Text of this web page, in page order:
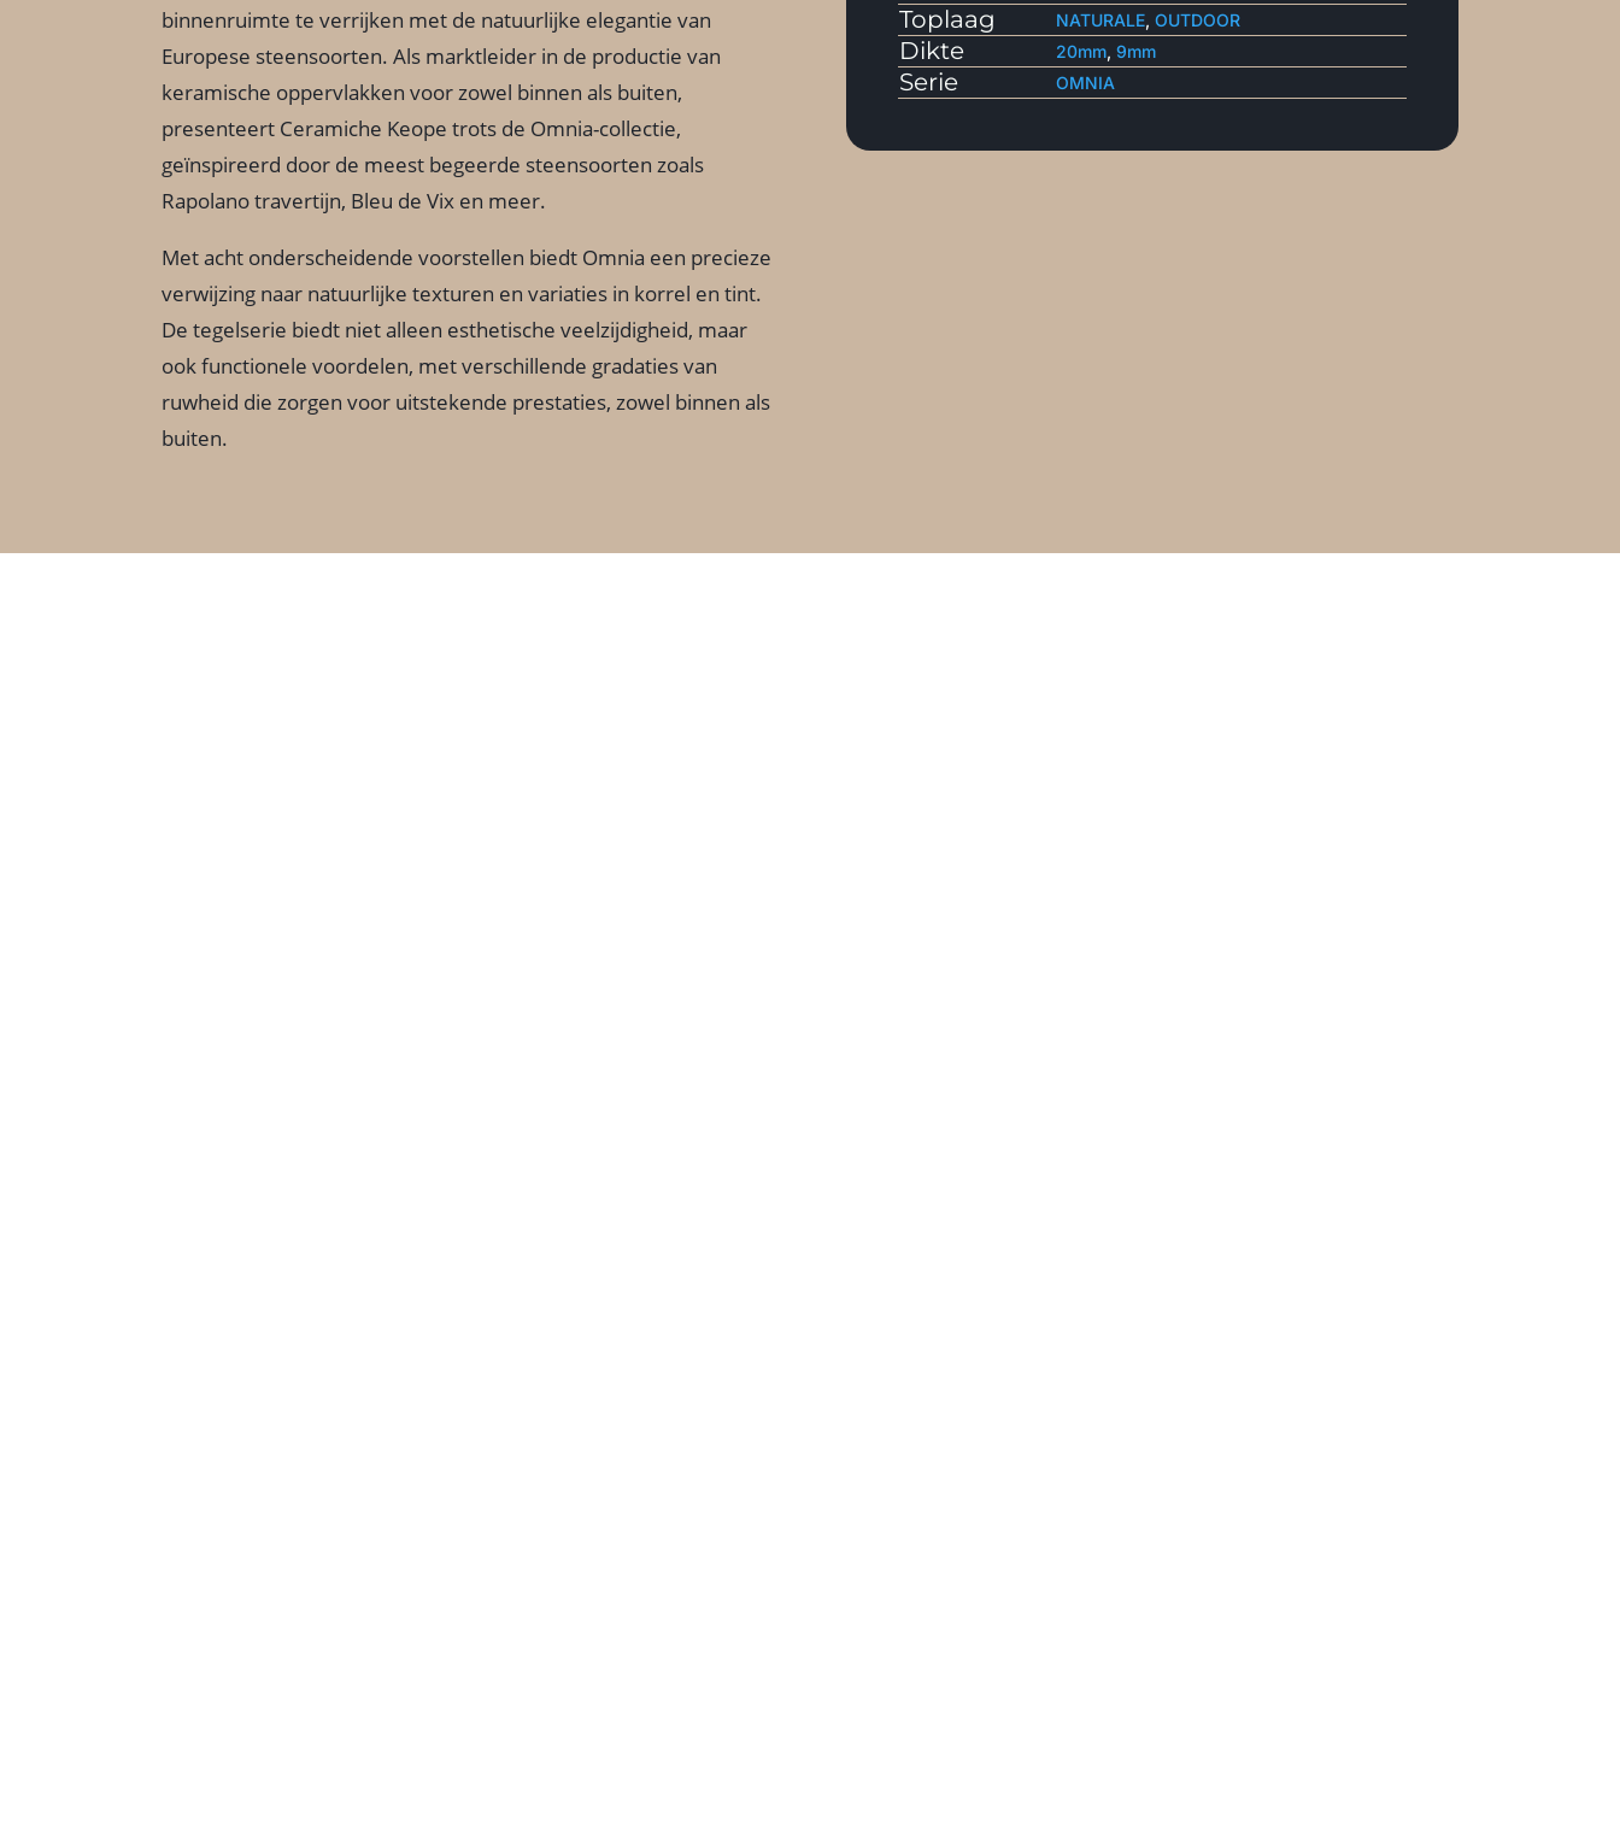
binnenruimte te verrijken met de natuurlijke elegantie van
Europese steensoorten. Als marktleider in de productie van
keramische oppervlakken voor zowel binnen als buiten,
presenteert Ceramiche Keope trots de Omnia-collectie,
geïnspireerd door de meest begeerde steensoorten zoals
Rapolano travertijn, Bleu de Vix en meer.
Met acht onderscheidende voorstellen biedt Omnia een precieze
verwijzing naar natuurlijke texturen en variaties in korrel en tint.
De tegelserie biedt niet alleen esthetische veelzijdigheid, maar
ook functionele voordelen, met verschillende gradaties van
ruwheid die zorgen voor uitstekende prestaties, zowel binnen als
buiten.
Toplaag NATURALE, OUTDOOR
Dikte 20mm, 9mm
Serie OMNIA